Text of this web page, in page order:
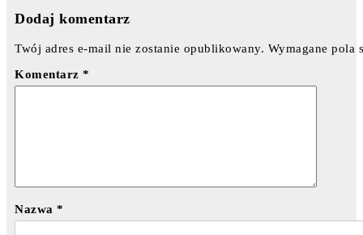
Dodaj komentarz
Twój adres e-mail nie zostanie opublikowany. Wymagane pola
Komentarz *
Nazwa *